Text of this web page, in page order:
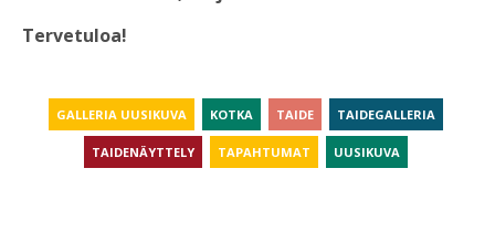
Tervetuloa!
GALLERIA UUSIKUVA KOTKA TAIDE TAIDEGALLERIA
TAIDENÄYTTELY TAPAHTUMAT UUSIKUVA